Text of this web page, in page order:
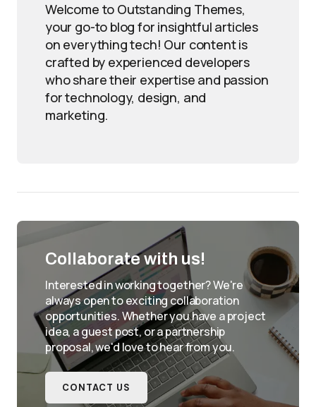
Welcome to Outstanding Themes,
your go-to blog for insightful articles
on everything tech! Our content is
crafted by experienced developers
who share their expertise and passion
for technology, design, and
marketing.
Collaborate with us!
Interested in working together? We're
always open to exciting collaboration
opportunities. Whether you have a project
idea, a guest post, or a partnership
proposal, we'd love to hear from you.
CONTACT US